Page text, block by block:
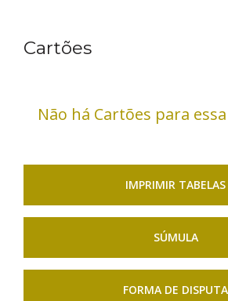
Cartões
Não há Cartões para
IMPRIMIR TABELAS
SÚMULA
FORMA DE DISPUTA